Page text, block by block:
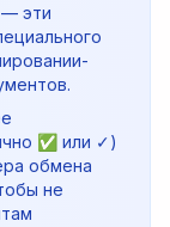
эти
✅ или ✓)
обмена
не